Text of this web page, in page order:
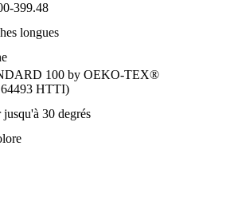
399.48
longues
100 by OEKO-TEX®
HTTI)
30 degrés